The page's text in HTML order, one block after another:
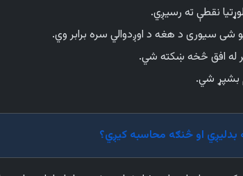
نقطې ته رسیږي.
شی سیوری د هغه د اوږدوالي سره برابر وي.
له افق څخه ښکته شي.
بشپړ شي.
بدلیږي او څنګه محاسبه کیږي؟